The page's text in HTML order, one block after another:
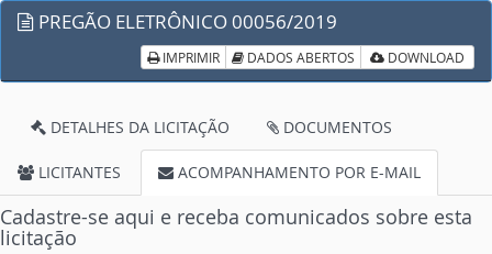
PREGÃO ELETRÔNICO 00056/2019
IMPRIMIR DADOS ABERTOS DOWNLOAD
DETALHES DA LICITAÇÃO DOCUMENTOS
LICITANTES ACOMPANHAMENTO POR E-MAIL
Cadastre-se aqui e receba comunicados sobre esta
licitação